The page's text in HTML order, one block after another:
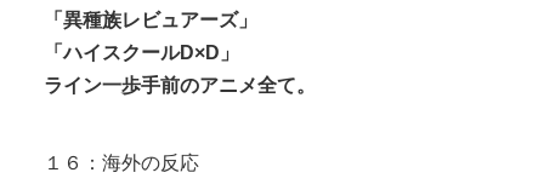
「異種族レビュアーズ」
「ハイスクールD×D」
ライン一歩手前のアニメ全て。
１６：海外の反応